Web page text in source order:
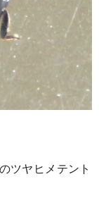
ツヤヒメテント